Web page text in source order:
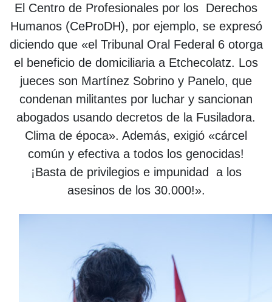
El Centro de Profesionales por los Derechos
Humanos (CeProDH), por ejemplo, se expresó
diciendo que «el Tribunal Oral Federal 6 otorga
el beneficio de domiciliaria a Etchecolatz. Los
jueces son Martínez Sobrino y Panelo, que
condenan militantes por luchar y sancionan
abogados usando decretos de la Fusiladora.
Clima de época». Además, exigió «cárcel
común y efectiva a todos los genocidas!
¡Basta de privilegios e impunidad a los
asesinos de los 30.000!».